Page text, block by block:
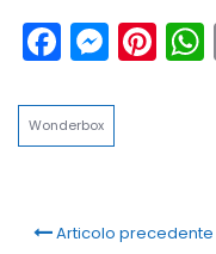
Wonderbox
Articolo precedente